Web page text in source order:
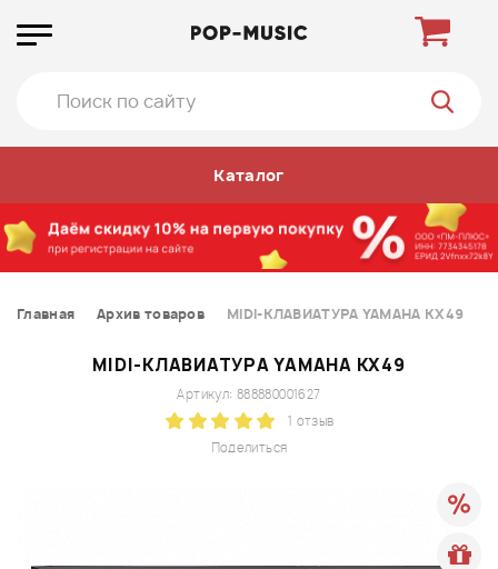
Каталог
Главная Архив товаров MIDI-КЛАВИАТУРА YAMAHA KX49
MIDI-КЛАВИАТУРА YAMAHA KX49
Поделиться
Артикул: 888880001627
1 отзыв